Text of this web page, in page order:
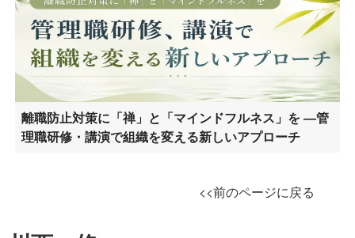
離職防止対策に「禅」と「マインドフルネス」を ―管
理職研修・講演で組織を変える新しいアプローチ
<<前のページに戻る